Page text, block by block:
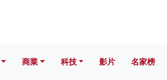
商業 科技 影片 名家榜